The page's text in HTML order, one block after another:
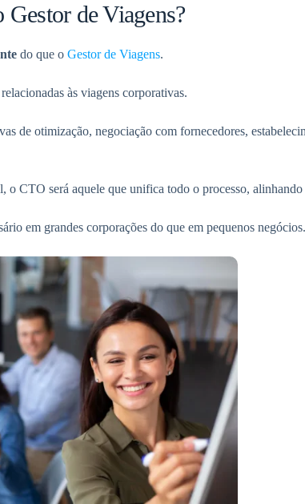
de Viagens?
do que o Gestor de Viagens.
às viagens corporativas.
otimização, negociação com fornecedores,
CTO será aquele que unifica todo o processo,
em grandes corporações do que em pequenos negócios.